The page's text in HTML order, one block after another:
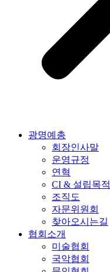
광명예총
회장인사말
운영규정
연혁
CI & 설립목적
조직도
자문위원회
찾아오시는길
협회소개
미술협회
국악협회